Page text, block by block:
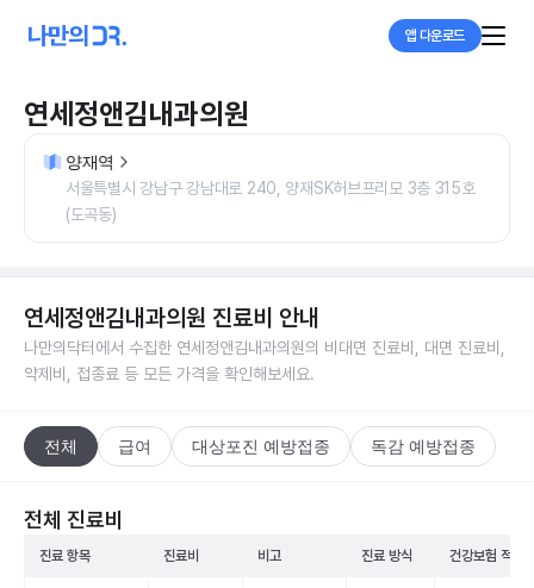
앱 다운로드
연세정앤김내과의원
양재역
서울특별시 강남구 강남대로 240, 양재SK허브프리모 3층 315호
(도곡동)
연세정앤김내과의원 진료비 안내
나만의닥터에서 수집한 연세정앤김내과의원의 비대면 진료비, 대면 진료비,
약제비, 접종료 등 모든 가격을 확인해보세요.
전체 급여 대상포진 예방접종 독감 예방접종
전체 진료비
진료 항목 진료비 비고 진료 방식 건강보험 적용